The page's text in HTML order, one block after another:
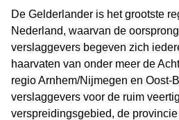
De Gelderlander is het grootste
Nederland, waarvan de
verslaggevers begeven zich
haarvaten van onder meer de
regio Arnhem/Nijmegen en Oost-
verslaggevers voor de ruim
verspreidingsgebied, de